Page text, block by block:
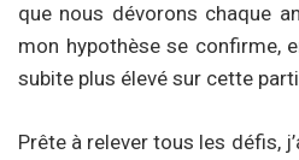
que nous dévorons chaque
mon hypothèse se confirme,
subite plus élevé sur cette
Prête à relever tous les défis,